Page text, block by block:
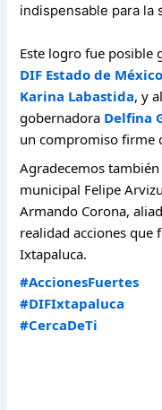
indispensable para la
Este logro fue posible
DIF Estado de México
Karina Labastida, y
gobernadora Delfina
un compromiso firme
Agradecemos
municipal Felipe
Armando Corona,
realidad acciones que
Ixtapaluca.
#AccionesFuertes
#DIFIxtapaluca
#CercaDeTi